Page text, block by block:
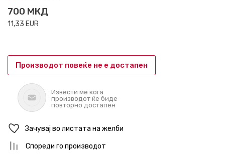
700 МКД
11,33 EUR
Производот повеќе не е достапен
Извести ме кога
производот ќе биде
повторно достапен
Зачувај во листата на желби
Спореди го производот